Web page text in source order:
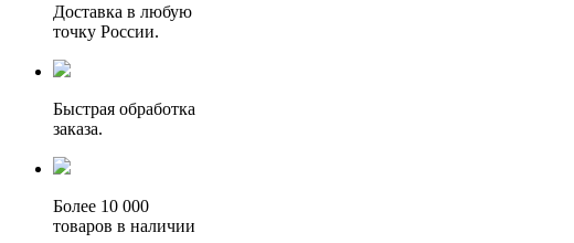
Доставка в любую
точку России.
Быстрая обработка
заказа.
Более 10 000
товаров в наличии